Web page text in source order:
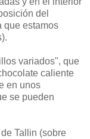
del
que estamos
variados", que
caliente
en unos
se pueden
Tallin (sobre